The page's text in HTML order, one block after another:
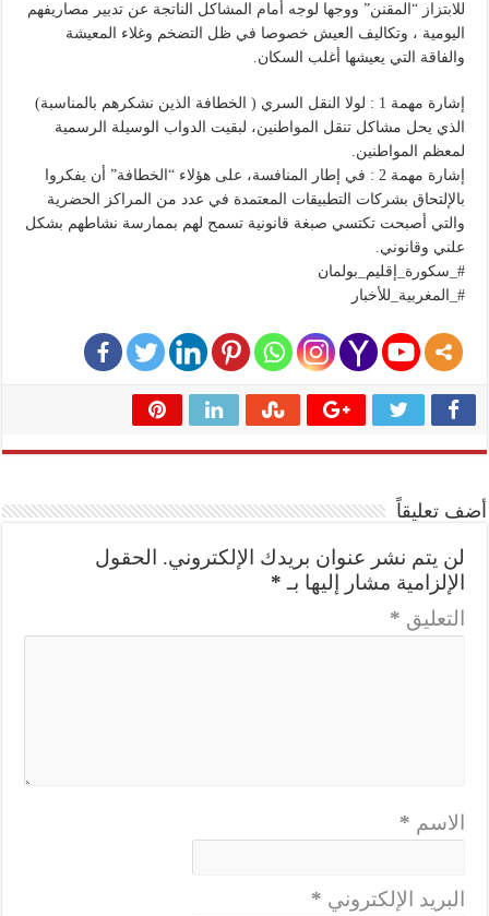
للابتزاز “المقنن” ووجها لوجه أمام المشاكل الناتجة عن تدبير مصاريفهم
اليومية ، وتكاليف العيش خصوصا في ظل التضخم وغلاء المعيشة
والفاقة التي يعيشها أغلب السكان.
إشارة مهمة 1 : لولا النقل السري ( الخطافة الذين نشكرهم بالمناسبة)
الذي يحل مشاكل تنقل المواطنين، لبقيت الدواب الوسيلة الرسمية
لمعظم المواطنين.
إشارة مهمة 2 : في إطار المنافسة، على هؤلاء “الخطافة” أن يفكروا
بالإلتحاق بشركات التطبيقات المعتمدة في عدد من المراكز الحضرية
والتي أصبحت تكتسي صبغة قانونية تسمح لهم بممارسة نشاطهم بشكل
علني وقانوني.
#_سكورة_إقليم_بولمان
#_المغربية_للأخبار
أضف تعليقاً
لن يتم نشر عنوان بريدك الإلكتروني.
الحقول
الإلزامية مشار إليها بـ *
التعليق *
الاسم *
البريد الإلكتروني *